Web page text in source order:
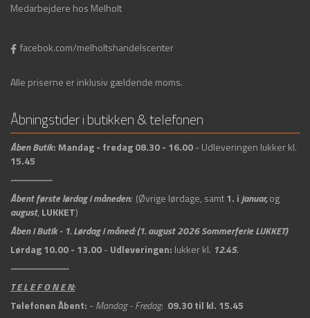
Medarbejdere hos Melholt
facebok.com/melholtshandelscenter
Alle priserne er inklusiv gældende moms.
Åbningstider i butikken & telefonen
ÅbenButik: Mandag - fredag 08.30 - 16.00- Udleveringen lukker kl.
15.45
---------------
Åbent første lørdag i måneden: (Øvrige lørdage, samt1. i januar,og
august, LUKKET)
Åben i Butik - 1. Lørdag i måned: (1. august 2026 Sommerferie LUKKET)
Lørdag 10.00 - 13.00- Udleveringen: lukker kl. 12.45.
---------------------
T E L E F O N E N:
Telefonen Åbent: - Mandag - Fredag: 09.30 til kl. 15.45